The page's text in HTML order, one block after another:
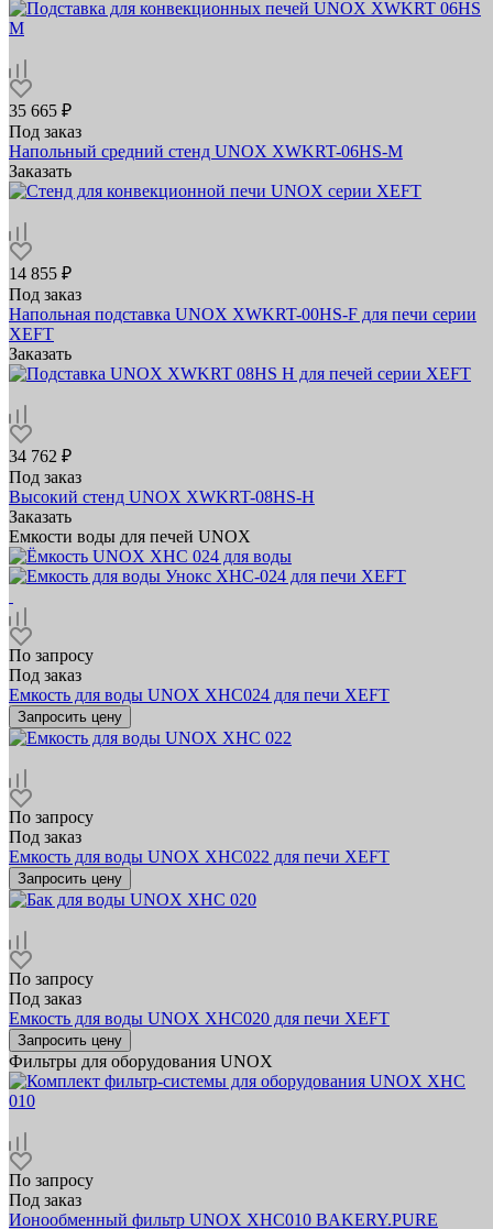
35 665 ₽
Под заказ
Напольный средний стенд UNOX XWKRT-06HS-M
Заказать
14 855 ₽
Под заказ
Напольная подставка UNOX XWKRT-00HS-F для печи серии
XEFT
Заказать
34 762 ₽
Под заказ
Высокий стенд UNOX XWKRT-08HS-H
Заказать
Емкости воды для печей UNOX
По запросу
Под заказ
Емкость для воды UNOX XHC024 для печи XEFT
Запросить цену
По запросу
Под заказ
Емкость для воды UNOX XHC022 для печи XEFT
Запросить цену
По запросу
Под заказ
Емкость для воды UNOX XHC020 для печи XEFT
Запросить цену
Фильтры для оборудования UNOX
По запросу
Под заказ
Ионообменный фильтр UNOX XHC010 BAKERY.PURE